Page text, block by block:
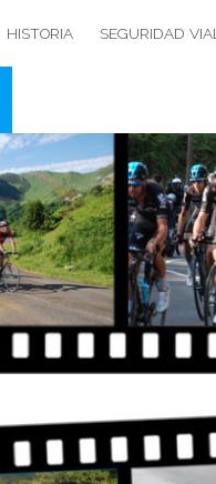
HISTORIA SEGURIDAD VIAL